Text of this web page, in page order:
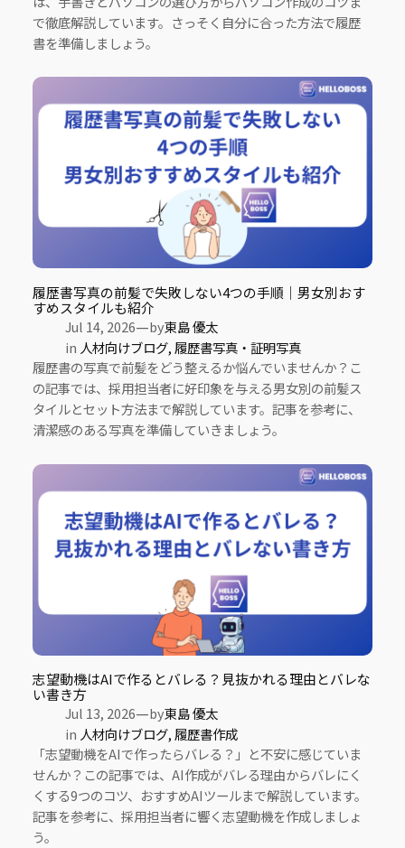
で徹底解説しています。さっそく自分に合った方法で履歴
書を準備しましょう。
履歴書写真の前髪で失敗しない4つの手順｜男女別おす
すめスタイルも紹介
Jul 14, 2026—by東島 優太
in 人材向けブログ, 履歴書写真・証明写真
履歴書の写真で前髪をどう整えるか悩んでいませんか？こ
の記事では、採用担当者に好印象を与える男女別の前髪ス
タイルとセット方法まで解説しています。記事を参考に、
清潔感のある写真を準備していきましょう。
志望動機はAIで作るとバレる？見抜かれる理由とバレな
い書き方
Jul 13, 2026—by東島 優太
in 人材向けブログ, 履歴書作成
「志望動機をAIで作ったらバレる？」と不安に感じていま
せんか？この記事では、AI作成がバレる理由からバレにく
くする9つのコツ、おすすめAIツールまで解説しています。
記事を参考に、採用担当者に響く志望動機を作成しましょ
う。